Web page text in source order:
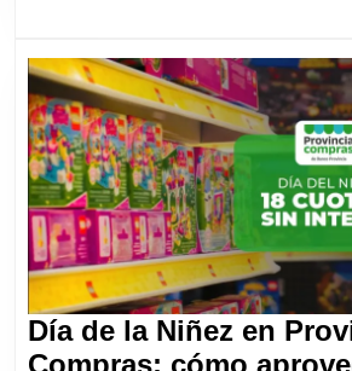
Día de la Niñez en